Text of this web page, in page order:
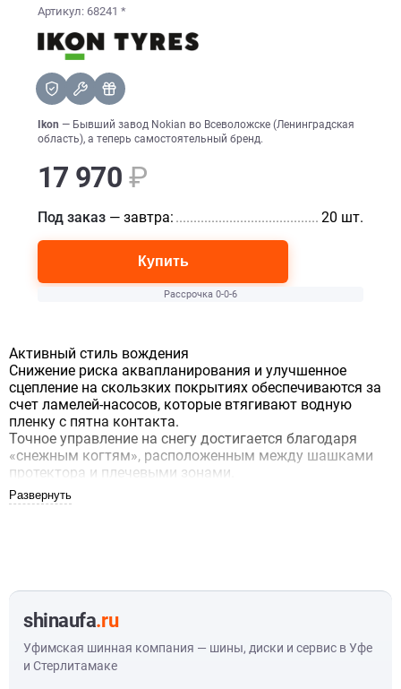
Артикул: 68241 *
Ikon — Бывший завод Nokian во Всеволожске (Ленинградская
область), а теперь самостоятельный бренд.
17 970 ₽
Под заказ — завтра: 20 шт.
Купить
Рассрочка 0-0-6
Активный стиль вождения
Снижение риска аквапланирования и улучшенное
сцепление на скользких покрытиях обеспечиваются за
счет ламелей-насосов, которые втягивают водную
пленку с пятна контакта.
Точное управление на снегу достигается благодаря
«снежным когтям», расположенным между шашками
протектора и плечевыми зонами.
Первоклассное сцепление и отличная управляемость
Легковые шины продаются комплектом (по 4 штуки). Продажа
некомплектом осуществляется по согласованию с нашими
менеджерами.
shinaufa.ru
Уфимская шинная компания — шины, диски и сервис в Уфе
и Стерлитамаке